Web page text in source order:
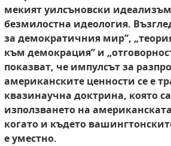
мекият уилсъновски
безмилостна идеология.
за демократичния мир”,
към демокрация” и
показват, че импулсът за
американските ценности се е
квазинаучна доктрина, която
използването на
когато и където
еуместно.